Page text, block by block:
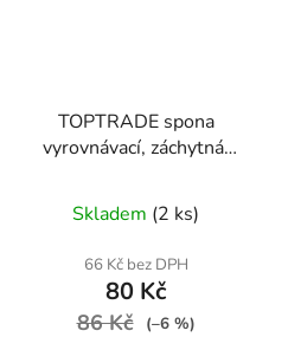
TOPTRADE spona
vyrovnávací, záchytná,
výška 3 - 12 mm / 100
ks
Skladem (2 ks)
66 Kč bez DPH
80 Kč
86 Kč (–6 %)